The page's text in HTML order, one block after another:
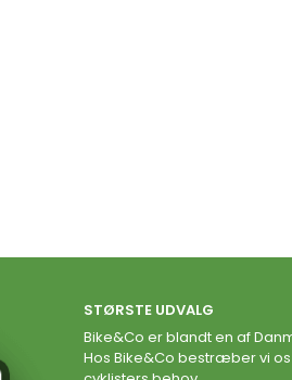
STØRSTE UDVALG
Bike&Co er blandt en af
Hos Bike&Co bestræber vi